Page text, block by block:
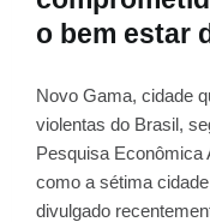
o bem estar
Novo Gama, cidade
violentas do Brasil,
Pesquisa Econômica
como a sétima
divulgado